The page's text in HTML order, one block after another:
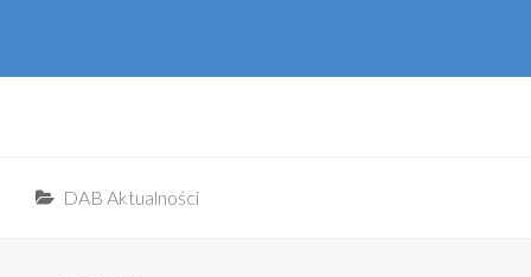
Categories
DAB Aktualności